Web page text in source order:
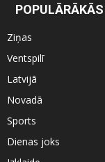
Ziņas
Ventspilī
Latvijā
Novadā
Sports
Dienas joks